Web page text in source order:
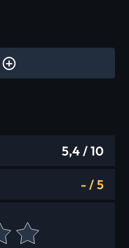
5,4/ 10
-/5